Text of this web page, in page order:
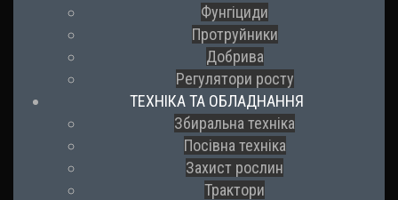
Фунгіциди
Протруйники
Добрива
Регулятори росту
ТЕХНІКА ТА ОБЛАДНАННЯ
Збиральна техніка
Посівна техніка
Захист рослин
Трактори